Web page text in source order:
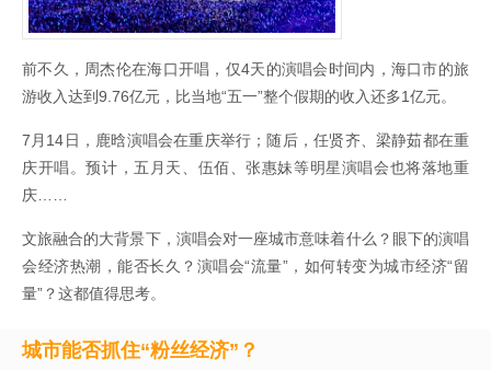
前不久，周杰伦在海口开唱，仅4天的演唱会时间内，海口市的旅
游收入达到9.76亿元，比当地“五一”整个假期的收入还多1亿元。
7月14日，鹿晗演唱会在重庆举行；随后，任贤齐、梁静茹都在重
庆开唱。预计，五月天、伍佰、张惠妹等明星演唱会也将落地重
庆……
文旅融合的大背景下，演唱会对一座城市意味着什么？眼下的演唱
会经济热潮，能否长久？演唱会“流量”，如何转变为城市经济“留
量”？这都值得思考。
城市能否抓住“粉丝经济”？